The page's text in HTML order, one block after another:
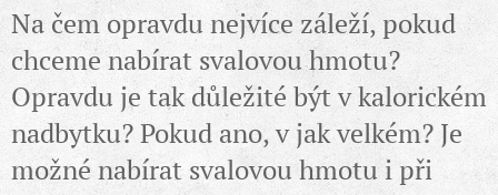
Na čem opravdu nejvíce záleží, pokud
chceme nabírat svalovou hmotu?
Opravdu je tak důležité být v kalorickém
nadbytku? Pokud ano, v jak velkém? Je
možné nabírat svalovou hmotu i při